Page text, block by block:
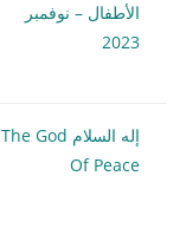
الأطفال – نوفمبر
2023
إله السلام The God
Of Peace